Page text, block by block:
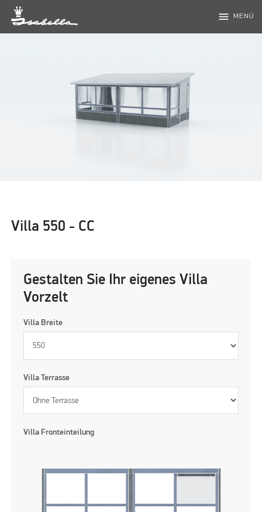
menu MENÜ
Villa 550 - CC
Gestalten Sie Ihr eigenes Villa
Vorzelt
Villa Breite
Villa Terrasse
Villa Fronteinteilung